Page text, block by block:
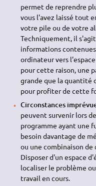
permet de reprendre
vous l'avez laissé tout
votre pile ou de votre
Techniquement, il
informations
ordinateur vers
pour cette raison, une
grande que la quantité
pour profiter de cette
Circonstances
peuvent survenir lors
programme ayant une
besoin davantage de
ou une combinaison de
Disposer d'un espace
localiser le problème
travail en cours.